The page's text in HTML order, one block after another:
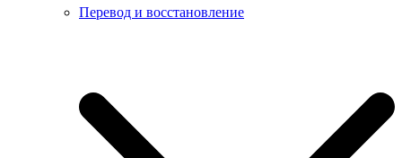
Перевод и восстановление